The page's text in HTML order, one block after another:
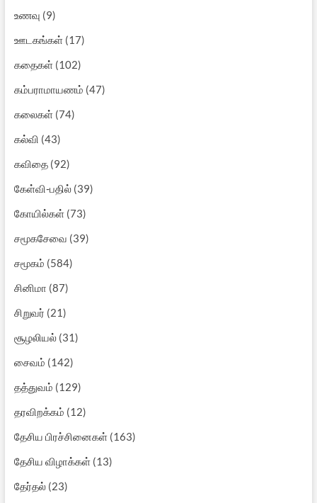
உணவு (9)
ஊடகங்கள்(17)
கதைகள்(102)
கம்பராமாயணம் (47)
கலைகள்(74)
கல்வி (43)
கவிதை(92)
கேள்வி-பதில்(39)
கோயில்கள்(73)
சமூகசேவை (39)
சமூகம் (584)
சினிமா (87)
சிறுவர் (21)
சூழலியல்(31)
சைவம் (142)
தத்துவம் (129)
தரவிறக்கம் (12)
தேசிய பிரச்சினைகள்(163)
தேசிய விழாக்கள்(13)
தேர்தல்(23)